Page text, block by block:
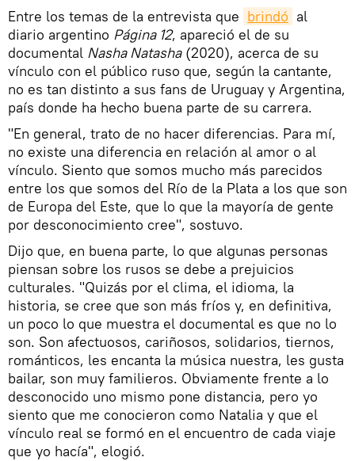
Entre los temas de la entrevista que brindó al
diario argentino Página 12, apareció el de su
documental Nasha Natasha(2020), acerca de su
vínculo con el público ruso que, según la cantante,
no es tan distinto a sus fans de Uruguay y Argentina,
país donde ha hecho buena parte de su carrera.
"En general, trato de no hacer diferencias. Para mí,
no existe una diferencia en relación al amor o al
vínculo. Siento que somos mucho más parecidos
entre los que somos del Río de la Plata a los que son
de Europa del Este, que lo que la mayoría de gente
por desconocimiento cree", sostuvo.
Dijo que, en buena parte, lo que algunas personas
piensan sobre los rusos se debe a prejuicios
culturales. "Quizás por el clima, el idioma, la
historia, se cree que son más fríos y, en definitiva,
un poco lo que muestra el documental es que no lo
son. Son afectuosos, cariñosos, solidarios, tiernos,
románticos, les encanta la música nuestra, les gusta
bailar, son muy familieros. Obviamente frente a lo
desconocido uno mismo pone distancia, pero yo
siento que me conocieron como Natalia y que el
vínculo real se formó en el encuentro de cada viaje
que yo hacía", elogió.